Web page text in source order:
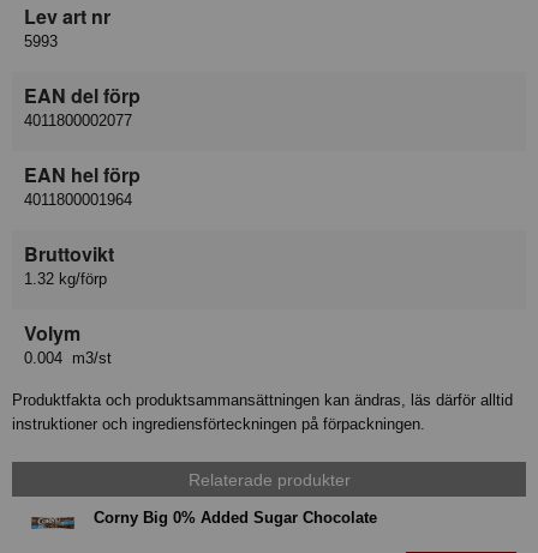
Lev art nr
5993
EAN del förp
4011800002077
EAN hel förp
4011800001964
Bruttovikt
1.32 kg/förp
Volym
0.004 m3/st
Produktfakta och produktsammansättningen kan ändras, läs därför alltid
instruktioner och ingrediensförteckningen på förpackningen.
Relaterade produkter
Corny Big 0% Added Sugar Chocolate